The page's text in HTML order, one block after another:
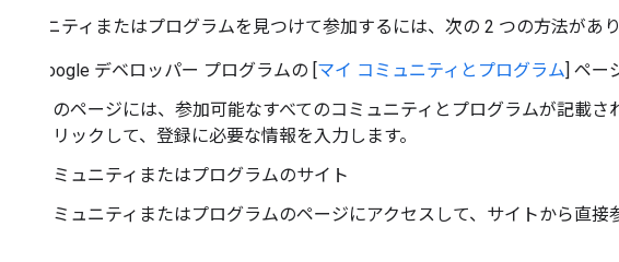
コミュニティまたはプログラムを見つけて参加するには、次の 2 つの方法があり
Google デベロッパー プログラムの [マイ コミュニティとプログラム] ペー
このページには、参加可能なすべてのコミュニティとプログラムが記載
クリックして、登録に必要な情報を入力します。
コミュニティまたはプログラムのサイト
コミュニティまたはプログラムのページにアクセスして、サイトから直接